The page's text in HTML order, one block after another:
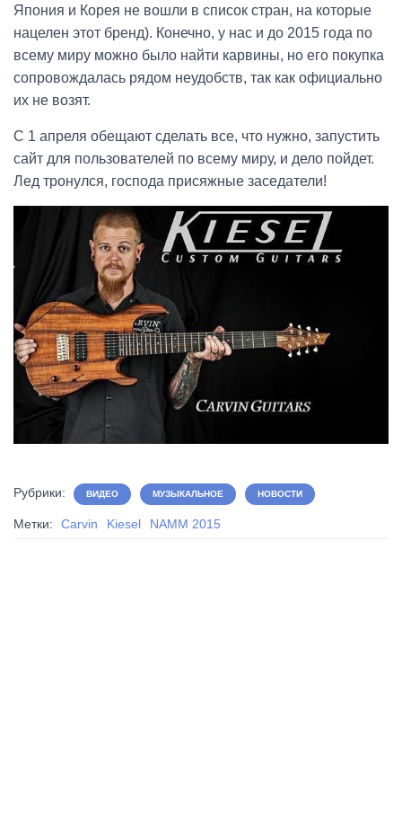
Япония и Корея не вошли в список стран, на которые
нацелен этот бренд). Конечно, у нас и до 2015 года по
всему миру можно было найти карвины, но его покупка
сопровождалась рядом неудобств, так как официально
их не возят.
С 1 апреля обещают сделать все, что нужно, запустить
сайт для пользователей по всему миру, и дело пойдет.
Лед тронулся, господа присяжные заседатели!
Рубрики: ВИДЕО МУЗЫКАЛЬНОЕ НОВОСТИ
Метки: Carvin Kiesel NAMM 2015